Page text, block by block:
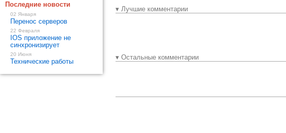
▾ Лучшие комментарии
▾ Остальные комментарии
Последние новости
02 Января
Перенос серверов
22 Февраля
IOS приложение не
синхронизирует
20 Июня
Технические работы